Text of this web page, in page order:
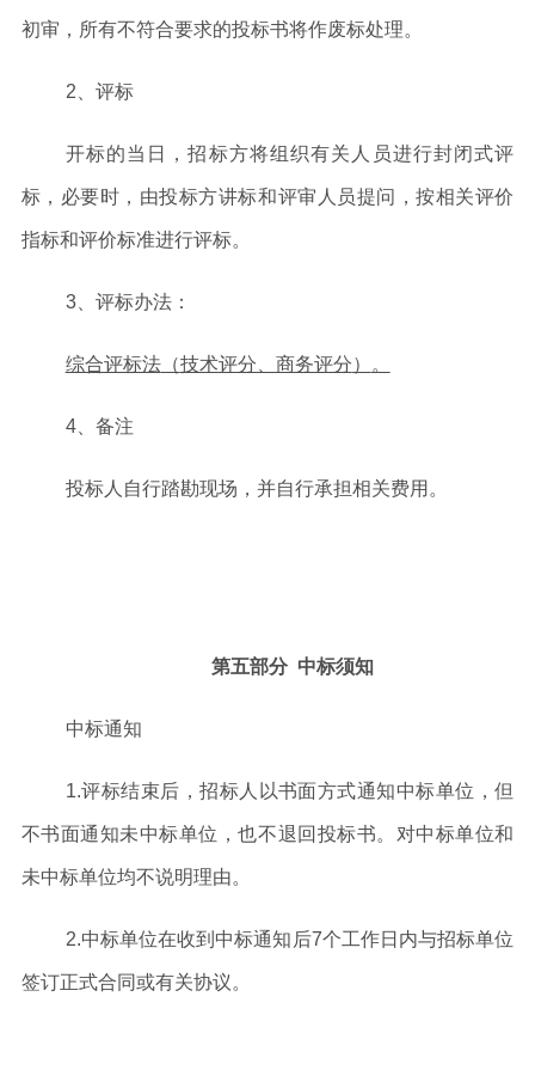
初审，所有不符合要求的投标书将作废标处理。
2 、评标
开标的当日，招标方将组织有关人员进行封闭式评
标，必要时，由投标方讲标和评审人员提问，按相关评价
指标和评价标准进行评标。
3、评标办法：
综合评标法（技术评分、商务评分） 。
4、备注
投标人自行踏勘现场，并自行承担相关费用。
第五部分 中标须知
中标通知
1.评标结束后，招标人以书面方式通知中标单位，但
不书面通知未中标单位，也不退回投标书。对中标单位和
未中标单位均不说明理由。
2.中标单位在收到中标通知后7个工作日内与招标单位
签订正式合同或有关协议。